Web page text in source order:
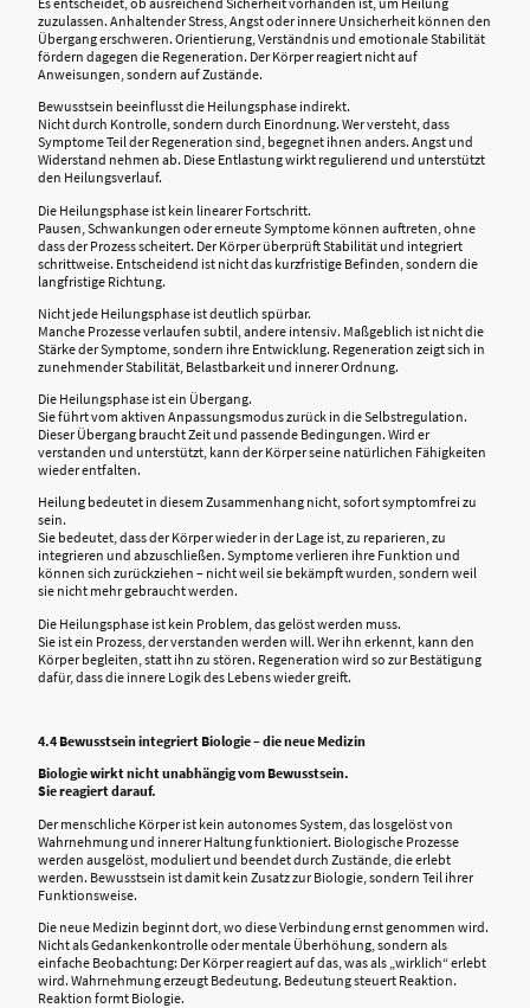
zuzulassen. Anhaltender Stress, Angst oder innere Unsicherheit können den
Übergang erschweren. Orientierung, Verständnis und emotionale Stabilität
fördern dagegen die Regeneration. Der Körper reagiert nicht auf
Anweisungen, sondern auf Zustände.
Bewusstsein beeinflusst die Heilungsphase indirekt.
Nicht durch Kontrolle, sondern durch Einordnung. Wer versteht, dass
Symptome Teil der Regeneration sind, begegnet ihnen anders. Angst und
Widerstand nehmen ab. Diese Entlastung wirkt regulierend und unterstützt
den Heilungsverlauf.
Die Heilungsphase ist kein linearer Fortschritt.
Pausen, Schwankungen oder erneute Symptome können auftreten, ohne
dass der Prozess scheitert. Der Körper überprüft Stabilität und integriert
schrittweise. Entscheidend ist nicht das kurzfristige Befinden, sondern die
langfristige Richtung.
Nicht jede Heilungsphase ist deutlich spürbar.
Manche Prozesse verlaufen subtil, andere intensiv. Maßgeblich ist nicht die
Stärke der Symptome, sondern ihre Entwicklung. Regeneration zeigt sich in
zunehmender Stabilität, Belastbarkeit und innerer Ordnung.
Die Heilungsphase ist ein Übergang.
Sie führt vom aktiven Anpassungsmodus zurück in die Selbstregulation.
Dieser Übergang braucht Zeit und passende Bedingungen. Wird er
verstanden und unterstützt, kann der Körper seine natürlichen Fähigkeiten
wieder entfalten.
Heilung bedeutet in diesem Zusammenhang nicht, sofort symptomfrei zu
sein.
Sie bedeutet, dass der Körper wieder in der Lage ist, zu reparieren, zu
integrieren und abzuschließen. Symptome verlieren ihre Funktion und
können sich zurückziehen – nicht weil sie bekämpft wurden, sondern weil
sie nicht mehr gebraucht werden.
Die Heilungsphase ist kein Problem, das gelöst werden muss.
Sie ist ein Prozess, der verstanden werden will. Wer ihn erkennt, kann den
Körper begleiten, statt ihn zu stören. Regeneration wird so zur Bestätigung
dafür, dass die innere Logik des Lebens wieder greift.
4.4 Bewusstsein integriert Biologie – die neue Medizin
Biologie wirkt nicht unabhängig vom Bewusstsein.
Sie reagiert darauf.
Der menschliche Körper ist kein autonomes System, das losgelöst von
Wahrnehmung und innerer Haltung funktioniert. Biologische Prozesse
werden ausgelöst, moduliert und beendet durch Zustände, die erlebt
werden. Bewusstsein ist damit kein Zusatz zur Biologie, sondern Teil ihrer
Funktionsweise.
Die neue Medizin beginnt dort, wo diese Verbindung ernst genommen wird.
Nicht als Gedankenkontrolle oder mentale Überhöhung, sondern als
einfache Beobachtung: Der Körper reagiert auf das, was als „wirklich“ erlebt
wird. Wahrnehmung erzeugt Bedeutung. Bedeutung steuert Reaktion.
Reaktion formt Biologie.